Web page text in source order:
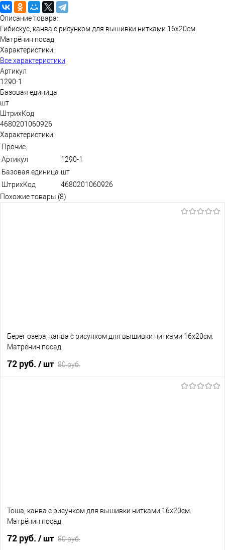
Описание товара:
Гибискус, канва с рисунком для вышивки нитками 16х20см.
Матрёнин посад
Характеристики:
Все характеристики
Артикул
1290-1
Базовая единица
шт
ШтрихКод
4680201060926
Характеристики:
Прочие
Артикул
1290-1
Базовая единица шт
ШтрихКод
4680201060926
Похожие товары (8)
Берег озера, канва с рисунком для вышивки нитками 16х20см.
Матрёнин посад
72 руб. / шт 80 руб.
Тоша, канва с рисунком для вышивки нитками 16х20см.
Матрёнин посад
72 руб. / шт 80 руб.